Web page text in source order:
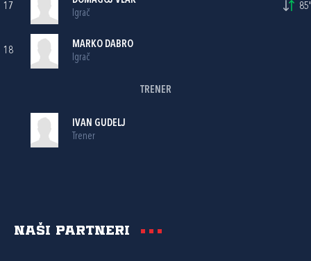
17
Igrač
85'
18
MARKO DABRO
Igrač
TRENER
IVAN GUDELJ
Trener
Naši partneri